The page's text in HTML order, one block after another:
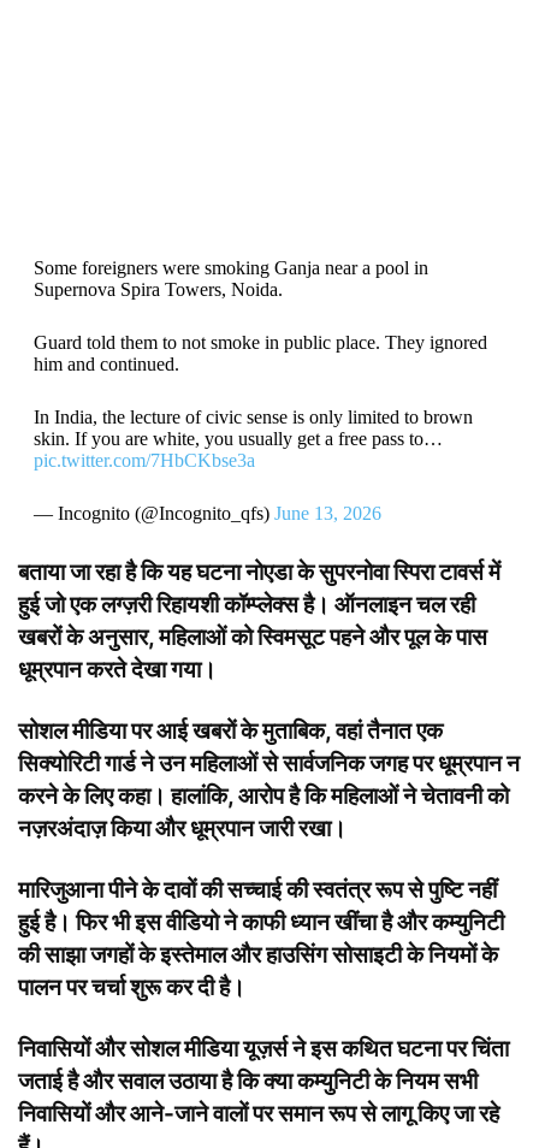
Some foreigners were smoking Ganja near a pool in
Supernova Spira Towers, Noida.
Guard told them to not smoke in public place. They ignored
him and continued.
In India, the lecture of civic sense is only limited to brown
skin. If you are white, you usually get a free pass to…
pic.twitter.com/7HbCKbse3a
— Incognito (@Incognito_qfs) June 13, 2026
बताया जा रहा है कि यह घटना नोएडा के सुपरनोवा स्पिरा टावर्स में
हुई जो एक लग्ज़री रिहायशी कॉम्प्लेक्स है। ऑनलाइन चल रही
खबरों के अनुसार, महिलाओं को स्विमसूट पहने और पूल के पास
धूम्रपान करते देखा गया।
सोशल मीडिया पर आई खबरों के मुताबिक, वहां तैनात एक
सिक्योरिटी गार्ड ने उन महिलाओं से सार्वजनिक जगह पर धूम्रपान न
करने के लिए कहा। हालांकि, आरोप है कि महिलाओं ने चेतावनी को
नज़रअंदाज़ किया और धूम्रपान जारी रखा।
मारिजुआना पीने के दावों की सच्चाई की स्वतंत्र रूप से पुष्टि नहीं
हुई है। फिर भी इस वीडियो ने काफी ध्यान खींचा है और कम्युनिटी
की साझा जगहों के इस्तेमाल और हाउसिंग सोसाइटी के नियमों के
पालन पर चर्चा शुरू कर दी है।
निवासियों और सोशल मीडिया यूज़र्स ने इस कथित घटना पर चिंता
जताई है और सवाल उठाया है कि क्या कम्युनिटी के नियम सभी
निवासियों और आने-जाने वालों पर समान रूप से लागू किए जा रहे